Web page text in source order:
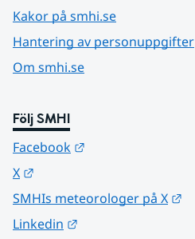
Kakor på smhi.se
Hantering av personuppgifter
Om smhi.se
Följ SMHI
Facebook
X
SMHIs meteorologer på X
Linkedin